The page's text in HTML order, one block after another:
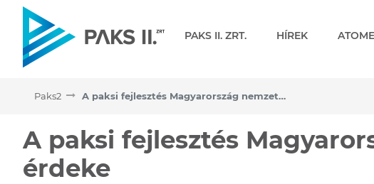
PAKS II. ZRT. HÍREK
Paks2 A paksi fejlesztés Magyarország nemzeti érdeke
A paksi fejlesztés
A paksi fejlesztés
érdeke